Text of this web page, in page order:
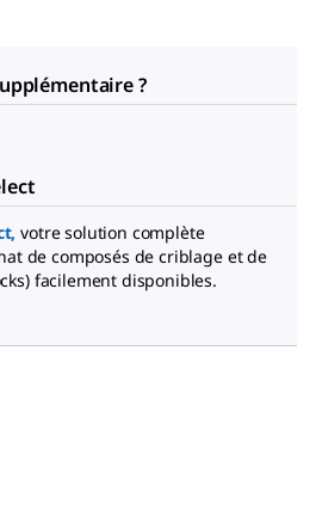
?
, votre solution complète
de composés de criblage et de
facilement disponibles.